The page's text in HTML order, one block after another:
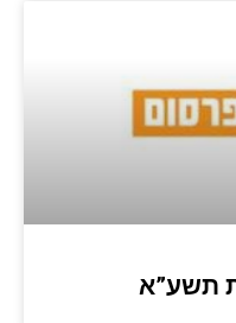
תשע”א